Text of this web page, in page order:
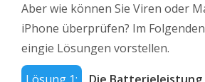
Aber wie können Sie Viren oder
iPhone überprüfen? Im
eingie Lösungen vorstellen.